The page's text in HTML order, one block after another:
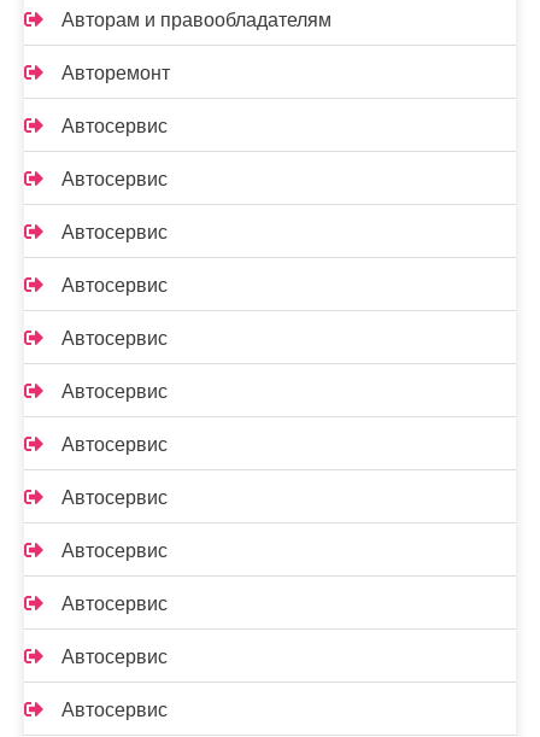
Авторам и правообладателям
Авторемонт
Автосервис
Автосервис
Автосервис
Автосервис
Автосервис
Автосервис
Автосервис
Автосервис
Автосервис
Автосервис
Автосервис
Автосервис